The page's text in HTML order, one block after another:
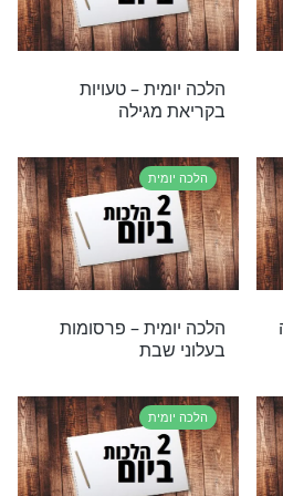
הלכה יומית
הלכה יומית – תחנון במנחה
הסמוכה לחופה
הלכה יומית